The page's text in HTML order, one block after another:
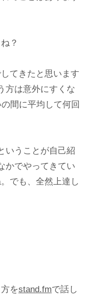
？
てきたと思います
方は意外にすくな
間に平均して何回
いうことが自己紹
かでやってきてい
でも、全然上達し
をstand.fmで話し